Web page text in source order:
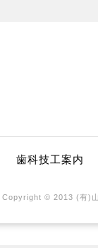
歯科技工案内
Copyright © 2013 (有)